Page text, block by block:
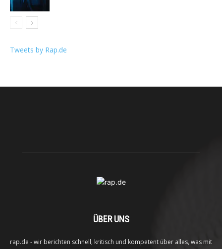
Tweets by Rap.de
ÜBER UNS
rap.de - wir berichten schnell, kritisch und kompetent über alles, was mit